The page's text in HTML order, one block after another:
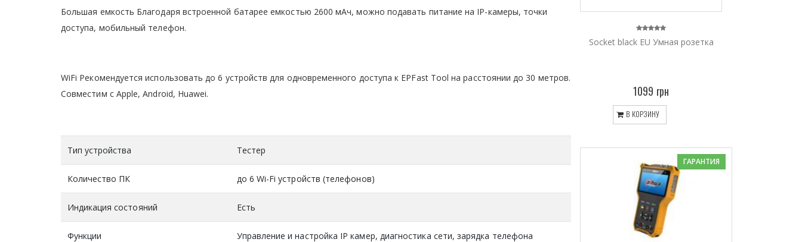
Большая емкость Благодаря встроенной батарее емкостью 2600 мАч, можно подавать питание на IP-камеры, точки
доступа, мобильный телефон.
WiFi Рекомендуется использовать до 6 устройств для одновременного доступа к EPFast Tool на расстоянии до 30 метров.
Совместим с Apple, Android, Huawei.
Тип устройства Тестер
Количество ПК до 6 Wi-Fi устройств (телефонов)
Индикация состояний Есть
Функции Управление и настройка IP камер, диагностика сети, зарядка телефона
Socket black EU Умная розетка
1099 грн
В КОРЗИНУ
ГАРАНТИЯ